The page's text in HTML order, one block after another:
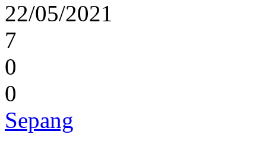
22/05/2021
7
0
0
Sepang